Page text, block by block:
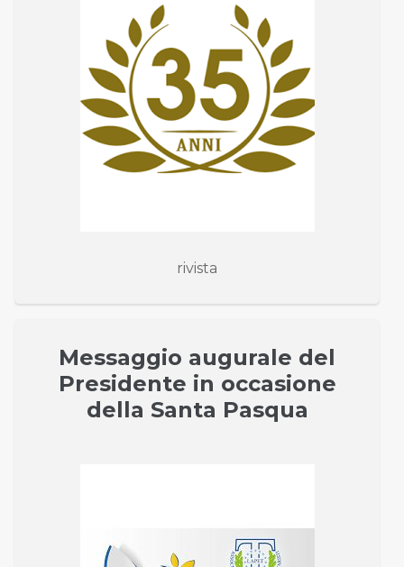
rivista
Messaggio augurale del
Presidente in occasione
della Santa Pasqua